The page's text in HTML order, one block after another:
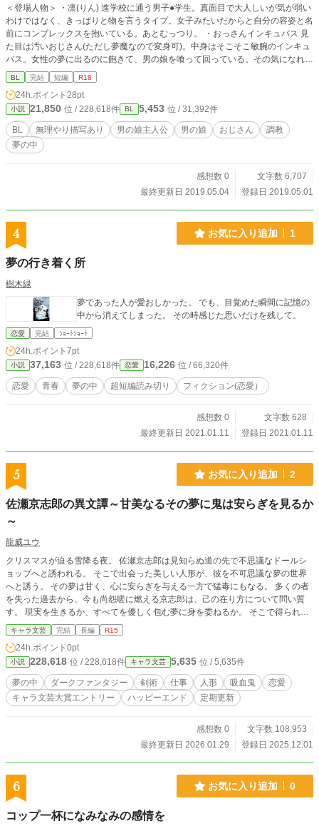
＜登場人物＞ ・凛(りん) 進学校に通う男子●学生。真面目で大人しいが気が弱い
わけではなく、きっぱりと物を言うタイプ。女子みたいだからと自分の容姿と名
前にコンプレックスを抱いている。あとむっつり。 ・おっさんインキュバス 見
た目は汚いおじさん(ただし夢魔なので変身可)。中身はそこそこ敏腕のインキュ
バス。女性の夢に出るのに飽きて、男の娘を喰って回っている。その気になれば
相手を魔力で強制的に果てさせることもできるが、プライドとポリシーが許さな
いらしい。 ＜内容＞ 読んで字の如く。タイトル通りです。もちろん内容はHな
ので苦手な方は注意。 ※男の娘、という線引きの議論の絶えない題材ゆえ、タ
グ付けなどの要望や注意(例：男の娘はBLじゃねぇよバーカ‼︎‼︎等)があれば遠慮な
くご指摘頂けると非常に助かります。
BL 完結 短編 R18
24h.ポイント 28pt
小説 21,850 位 / 228,618件 BL 5,453 位 / 31,392件
BL 無理やり描写あり 男の娘主人公 男の娘 おじさん
調教
夢の中
感想数 0
文字数 6,707
最終更新日 2019.05.04
登録日 2019.05.01
4 お気に入り追加 1
夢の行き着く所
樹木緑
夢であった人が愛おしかった。 でも、目覚めた瞬間に記憶の
中から消えてしまった。 その時感じた思いだけを残して。
恋愛 完結 ｼｮｰﾄｼｮｰﾄ
24h.ポイント 7pt
小説 37,163 位 / 228,618件 恋愛 16,226 位 / 66,320件
恋愛 青春 夢の中 超短編読み切り フィクション(恋愛）
感想数 0
文字数 628
最終更新日 2021.01.11
登録日 2021.01.11
5 お気に入り追加 2
佐瀬京志郎の異文譚～甘美なるその夢に鬼は安らぎを見るか
～
龍威ユウ
クリスマスが迫る雪降る夜。 佐瀬京志郎は見知らぬ道の先で不思議なドールシ
ョップへと誘われる。 そこで出会った美しい人形が、彼を不可思議な夢の世界
へと誘う。 その夢は甘く、心に安らぎを与える一方で猛毒にもなる。 多くの者
を失った過去から、今も尚怨嗟に燃える京志郎は、己の在り方について問い質
す。 現実を生きるか、すべてを優しく包む夢に身を委ねるか。 そこで得られる
ものは真の安らぎか――それとも、静謐なる破滅か……。 毎週火・金・日曜日
朝9:00更新！
キャラ文芸 完結 長編 R15
24h.ポイント 0pt
小説 228,618 位 / 228,618件 キャラ文芸 5,635 位 / 5,635件
夢の中 ダークファンタジー 剣術 仕事 人形 吸血鬼
恋愛
キャラ文芸大賞エントリー
ハッピーエンド 定期更新
感想数 0
文字数 108,953
最終更新日 2026.01.29
登録日 2025.12.01
6 お気に入り追加 0
コップ一杯になみなみの感情を